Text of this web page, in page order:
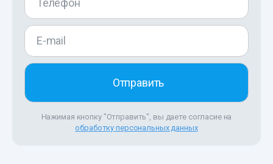
Нажимая кнопку "Отправить", вы даете согласие на
обработку персональных данных